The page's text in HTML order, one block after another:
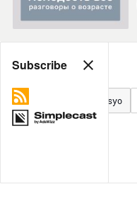
Share
MORE OPTIONS
Subscribe